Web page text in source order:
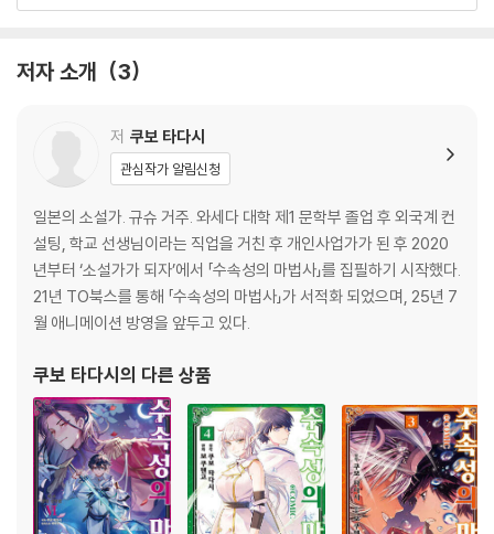
Character References
저자 소개 3
저 쿠보 타다시
관심작가 알림신청
일본의 소설가. 규슈 거주. 와세다 대학 제1 문학부 졸업 후 외국계 컨
설팅, 학교 선생님이라는 직업을 거친 후 개인사업가가 된 후 2020
년부터 ‘소설가가 되자’에서 「수속성의 마법사」를 집필하기 시작했다.
21년 TO북스를 통해 「수속성의 마법사」가 서적화 되었으며, 25년 7
월 애니메이션 방영을 앞두고 있다.
쿠보 타다시의 다른 상품